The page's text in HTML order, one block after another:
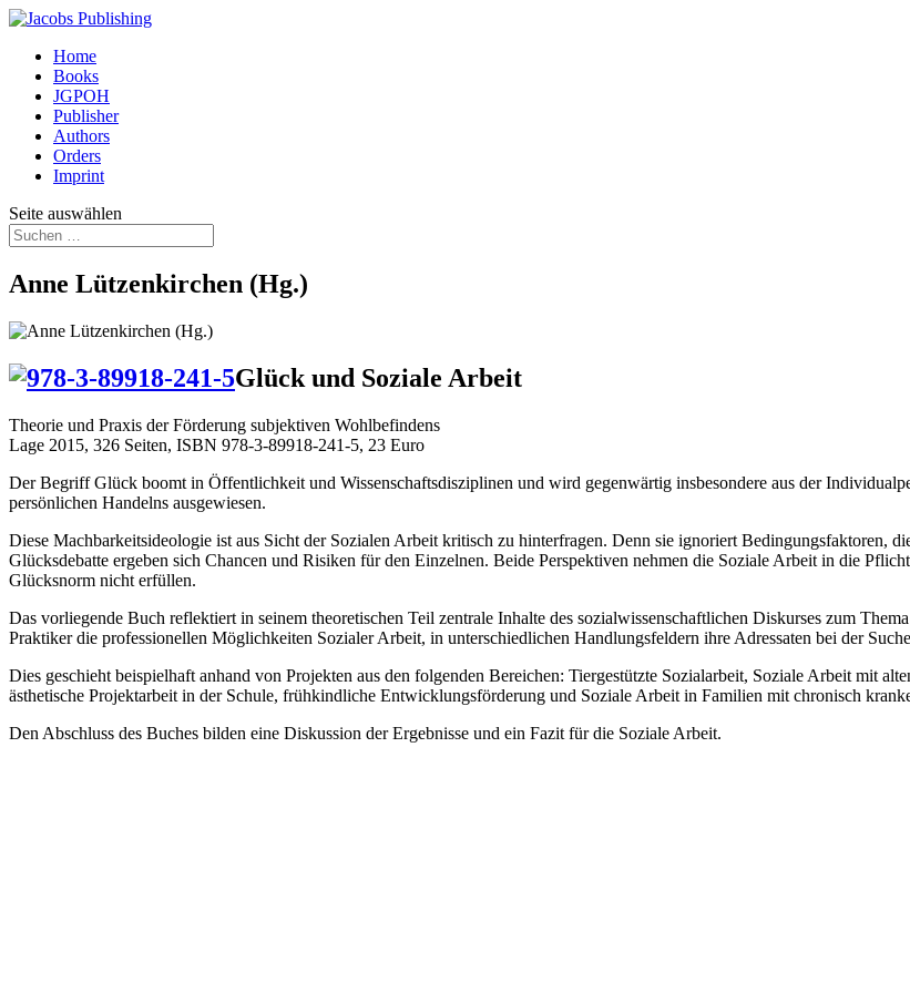
Home
Books
JGPOH
Publisher
Authors
Orders
Imprint
Seite auswählen
Anne Lützenkirchen (Hg.)
Glück und Soziale Arbeit
Theorie und Praxis der Förderung subjektiven Wohlbefindens
Lage 2015, 326 Seiten, ISBN 978-3-89918-241-5, 23 Euro
Der Begriff Glück boomt in Öffentlichkeit und Wissenschaftsdisziplinen und wird gegenwärtig insbesondere aus der
persönlichen Handelns ausgewiesen.
Diese Machbarkeitsideologie ist aus Sicht der Sozialen Arbeit kritisch zu hinterfragen. Denn sie ignoriert Bedingungsfaktoren,
Glücksdebatte ergeben sich Chancen und Risiken für den Einzelnen. Beide Perspektiven nehmen die Soziale Arbeit in die
Glücksnorm nicht erfüllen.
Das vorliegende Buch reflektiert in seinem theoretischen Teil zentrale Inhalte des sozialwissenschaftlichen Diskurses zum
Praktiker die professionellen Möglichkeiten Sozialer Arbeit, in unterschiedlichen Handlungsfeldern ihre Adressaten bei der
Dies geschieht beispielhaft anhand von Projekten aus den folgenden Bereichen: Tiergestützte Sozialarbeit, Soziale Arbeit mit
ästhetische Projektarbeit in der Schule, frühkindliche Entwicklungsförderung und Soziale Arbeit in Familien mit chronisch
Den Abschluss des Buches bilden eine Diskussion der Ergebnisse und ein Fazit für die Soziale Arbeit.